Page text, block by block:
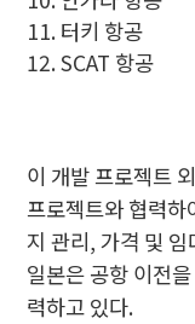
터키 항공
SCAT 항공
이 개발 프로젝트
프로젝트와 협력하
지 관리, 가격 및
일본은 공항 이전
력하고 있다.